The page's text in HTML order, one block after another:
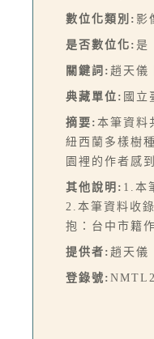
數位化類別: 影
是否數位化: 是
關鍵詞: 趙天儀
典藏單位: 國立
摘要: 本筆資料
紐西蘭多樣樹
園裡的作者感
其他說明: 1.本
2.本筆資料收
抱：台中市籍
提供者: 趙天儀
登錄號: